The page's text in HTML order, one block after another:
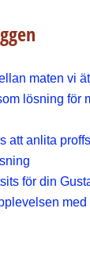
maten vi
lösning för
att anlita
för din